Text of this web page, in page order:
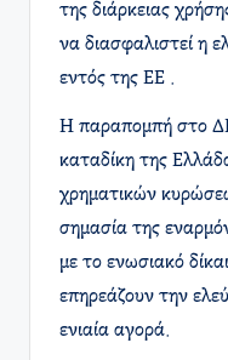
της διάρκειας
να διασφαλιστεί η
εντός της ΕΕ .
Η παραπομπή στο
καταδίκη της
χρηματικών
σημασία της
με το ενωσιακό
επηρεάζουν την
ενιαία αγορά.